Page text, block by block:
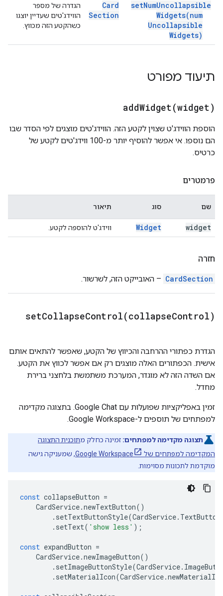
setNumUncollapsible
Widgets(num
Uncollapsible
Widgets)
Card
Section
הגדרה של מספר
הווידג'טים שעדיין יוצגו
כשהקטע הזה מכווץ.
תיעוד מפורט
addWidget(widget)
הוספת הווידג'ט שצוין לקטע הזה. הווידג'טים מוצגים לפי הסדר שבו
הם נוספו. אי אפשר להוסיף יותר מ-100 ווידג'טים לקטע של
כרטיס.
פרמטרים
שם סוג תיאור
widget
Widget ווידג'ט להוספה לקטע.
חזרה
CardSection – האובייקט הזה, לשרשור.
setCollapseControl(collapseControl)
הגדרת כפתורי ההרחבה והכיווץ של הקטע, שאפשר להתאים אותם
אישית. הכפתורים האלה מוצגים רק אם אפשר לכווץ את הקטע.
אם השדה הזה לא מוגדר, המערכת משתמשת בלחצני ברירת
מחדל.
זמין באפליקציות שפועלות עם Google Chat. בתצוגה מקדימה
למפתחים של תוספים ל-Google Workspace.
תצוגה מקדימה למפתחים: זמינה כחלק מתוכנית התצוגה
המקדימה למפתחים של Google Workspace
, שמעניקה גישה
מוקדמת לתכונות מסוימות.
const collapseButton =
CardService.newTextButton()
. setTextButtonStyle(CardService.
. setText( 'show less' );
const expandButton =
CardService.newImageButton()
. setImageButtonStyle(CardService.
. setMaterialIcon(CardService.